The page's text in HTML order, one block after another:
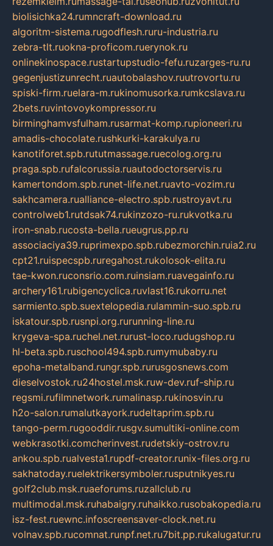
biolisichka24.rumncraft-download.ru
algoritm-sistema.rugodflesh.ruru-industria.ru
zebra-tlt.ruokna-proficom.ruerynok.ru
onlinekinospace.rustartupstudio-fefu.ruzarges-ru.ru
gegenjustizunrecht.ruautobalashov.ruutrovortu.ru
spiski-firm.ruelara-m.rukinomusorka.rumkcslava.ru
2bets.ruvintovoykompressor.ru
birminghamvsfulham.rusarmat-komp.rupioneeri.ru
amadis-chocolate.rushkurki-karakulya.ru
kanotiforet.spb.rututmassage.ruecolog.org.ru
praga.spb.rufalcorussia.ruautodoctorservis.ru
kamertondom.spb.runet-life.net.ruavto-vozim.ru
sakhcamera.rualliance-electro.spb.rustroyavt.ru
controlweb1.rutdsak74.rukinzozo-ru.rukvotka.ru
iron-snab.rucosta-bella.rueugrus.pp.ru
associaciya39.ruprimexpo.spb.rubezmorchin.ruia2.ru
cpt21.ruispecspb.ruregahost.rukolosok-elita.ru
tae-kwon.ruconsrio.com.ruinsiam.ruavegainfo.ru
archery161.rubigencyclica.ruvlast16.rukorru.net
sarmiento.spb.suextelopedia.rulammin-suo.spb.ru
iskatour.spb.rusnpi.org.rurunning-line.ru
krygeva-spa.ruchel.net.rurust-loco.rudugshop.ru
hl-beta.spb.ruschool494.spb.rumymubaby.ru
epoha-metalband.rungr.spb.rurusgosnews.com
dieselvostok.ru24hostel.msk.ruw-dev.ruf-ship.ru
regsmi.rufilmnetwork.rumalinasp.rukinosvin.ru
h2o-salon.rumalutkayork.rudeltaprim.spb.ru
tango-perm.rugooddir.rusgv.sumultiki-online.com
webkrasotki.comcherinvest.rudetskiy-ostrov.ru
ankou.spb.rualvesta1.rupdf-creator.runix-files.org.ru
sakhatoday.ruelektrikersymboler.rusputnikyes.ru
golf2club.msk.ruaeforums.ruzallclub.ru
multimodal.msk.ruhabaigry.ruhaikko.rusobakopedia.ru
isz-fest.ruewnc.infoscreensaver-clock.net.ru
volnav.spb.rucomnat.runpf.net.ru7bit.pp.rukalugatur.ru